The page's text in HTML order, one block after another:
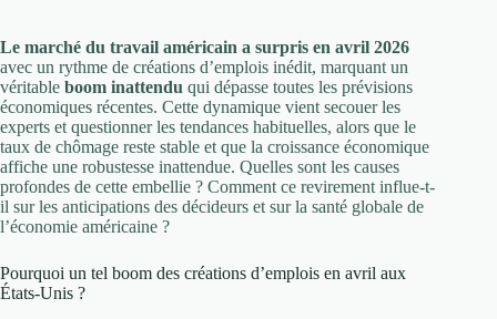
Le marché du travail américain a surpris en avril 2026
avec un rythme de créations d’emplois inédit, marquant un
véritable boom inattendu qui dépasse toutes les prévisions
économiques récentes. Cette dynamique vient secouer les
experts et questionner les tendances habituelles, alors que le
taux de chômage reste stable et que la croissance économique
affiche une robustesse inattendue. Quelles sont les causes
profondes de cette embellie ? Comment ce revirement influe-t-
il sur les anticipations des décideurs et sur la santé globale de
l’économie américaine ?
Pourquoi un tel boom des créations d’emplois en avril aux
États-Unis ?